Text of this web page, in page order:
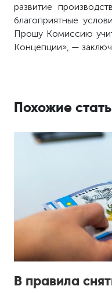
развитие
благоприятные
Прошу Комиссию
Концепции», —
Похожие
В правила